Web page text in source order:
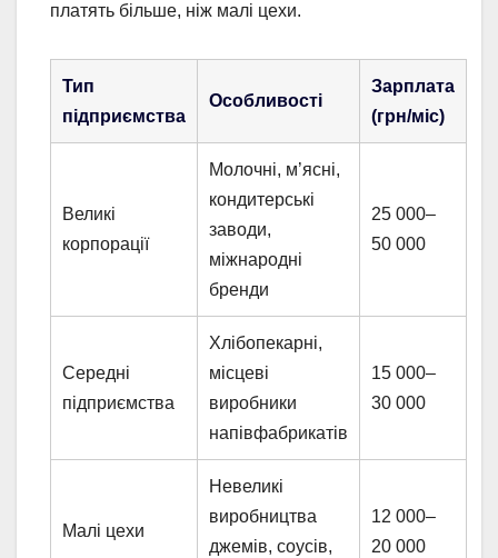
платять більше, ніж малі цехи.
Тип
підприємства
Особливості
Зарплата
(грн/міс)
Великі
корпорації
Молочні, м’ясні,
кондитерські
заводи,
міжнародні
бренди
25 000–
50 000
Середні
підприємства
Хлібопекарні,
місцеві
виробники
напівфабрикатів
15 000–
30 000
Малі цехи
Невеликі
виробництва
джемів, соусів,
12 000–
20 000